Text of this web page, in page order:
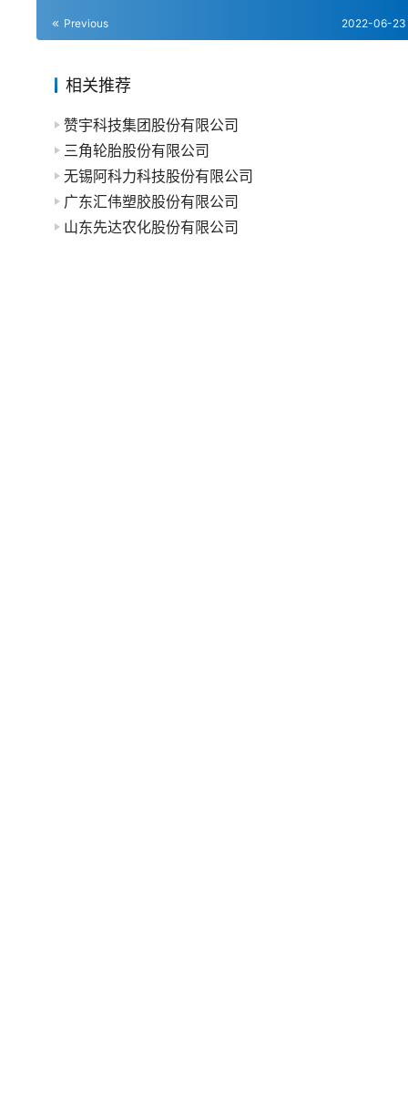
Previous 2022-06-23
相关推荐
赞宇科技集团股份有限公司
三角轮胎股份有限公司
无锡阿科力科技股份有限公司
广东汇伟塑胶股份有限公司
山东先达农化股份有限公司